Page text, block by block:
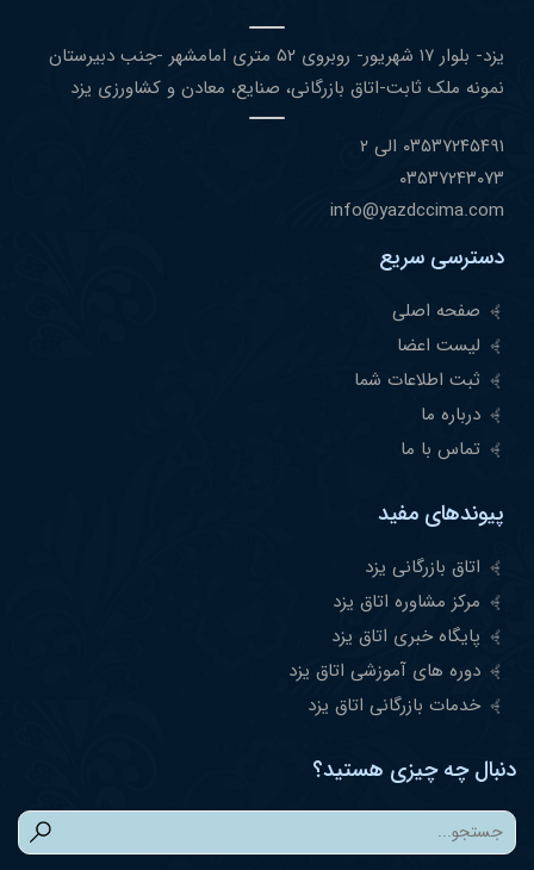
یزد- بلوار ١٧ شهریور- روبروی ۵٢ متری امامشهر -جنب دبیرستان
نمونه ملک ثابت-اتاق بازرگانی، صنایع، معادن و کشاورزی یزد
۰٣۵٣٧٢۴۵۴٩١ الی ۲
۰٣۵٣٧٢۴٣۰٧٣
info@yazdccima.com
دسترسی سریع
صفحه اصلی
لیست اعضا
ثبت اطلاعات شما
درباره ما
تماس با ما
پیوندهای مفید
اتاق بازرگانی یزد
مرکز مشاوره اتاق یزد
پایگاه خبری اتاق یزد
دوره های آموزشی اتاق یزد
خدمات بازرگانی اتاق یزد
دنبال چه چیزی هستید؟